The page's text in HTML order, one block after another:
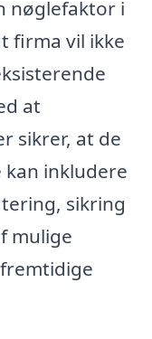
nøglefaktor i
firma vil ikke
at
sikrer, at de
inkludere
sikring
mulige